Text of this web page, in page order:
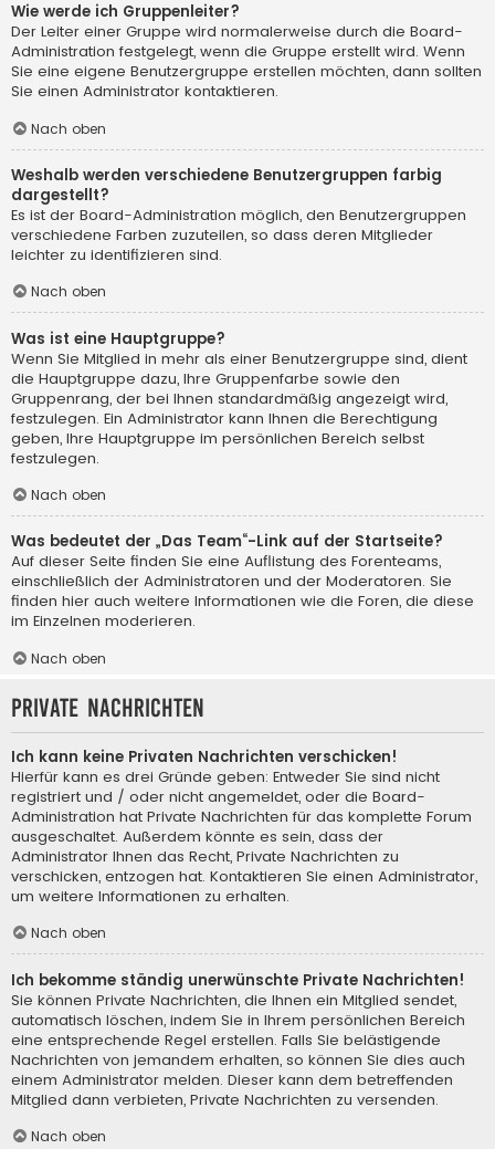
Wie werde ich Gruppenleiter?
Der Leiter einer Gruppe wird normalerweise durch die Board-
Administration festgelegt, wenn die Gruppe erstellt wird. Wenn
Sie eine eigene Benutzergruppe erstellen möchten, dann sollten
Sie einen Administrator kontaktieren.
Nach oben
Weshalb werden verschiedene Benutzergruppen farbig
dargestellt?
Es ist der Board-Administration möglich, den Benutzergruppen
verschiedene Farben zuzuteilen, so dass deren Mitglieder
leichter zu identifizieren sind.
Nach oben
Was ist eine Hauptgruppe?
Wenn Sie Mitglied in mehr als einer Benutzergruppe sind, dient
die Hauptgruppe dazu, Ihre Gruppenfarbe sowie den
Gruppenrang, der bei Ihnen standardmäßig angezeigt wird,
festzulegen. Ein Administrator kann Ihnen die Berechtigung
geben, Ihre Hauptgruppe im persönlichen Bereich selbst
festzulegen.
Nach oben
Was bedeutet der „Das Team“-Link auf der Startseite?
Auf dieser Seite finden Sie eine Auflistung des Forenteams,
einschließlich der Administratoren und der Moderatoren. Sie
finden hier auch weitere Informationen wie die Foren, die diese
im Einzelnen moderieren.
Nach oben
Private Nachrichten
Ich kann keine Privaten Nachrichten verschicken!
Hierfür kann es drei Gründe geben: Entweder Sie sind nicht
registriert und / oder nicht angemeldet, oder die Board-
Administration hat Private Nachrichten für das komplette Forum
ausgeschaltet. Außerdem könnte es sein, dass der
Administrator Ihnen das Recht, Private Nachrichten zu
verschicken, entzogen hat. Kontaktieren Sie einen Administrator,
um weitere Informationen zu erhalten.
Nach oben
Ich bekomme ständig unerwünschte Private Nachrichten!
Sie können Private Nachrichten, die Ihnen ein Mitglied sendet,
automatisch löschen, indem Sie in Ihrem persönlichen Bereich
eine entsprechende Regel erstellen. Falls Sie belästigende
Nachrichten von jemandem erhalten, so können Sie dies auch
einem Administrator melden. Dieser kann dem betreffenden
Mitglied dann verbieten, Private Nachrichten zu versenden.
Nach oben